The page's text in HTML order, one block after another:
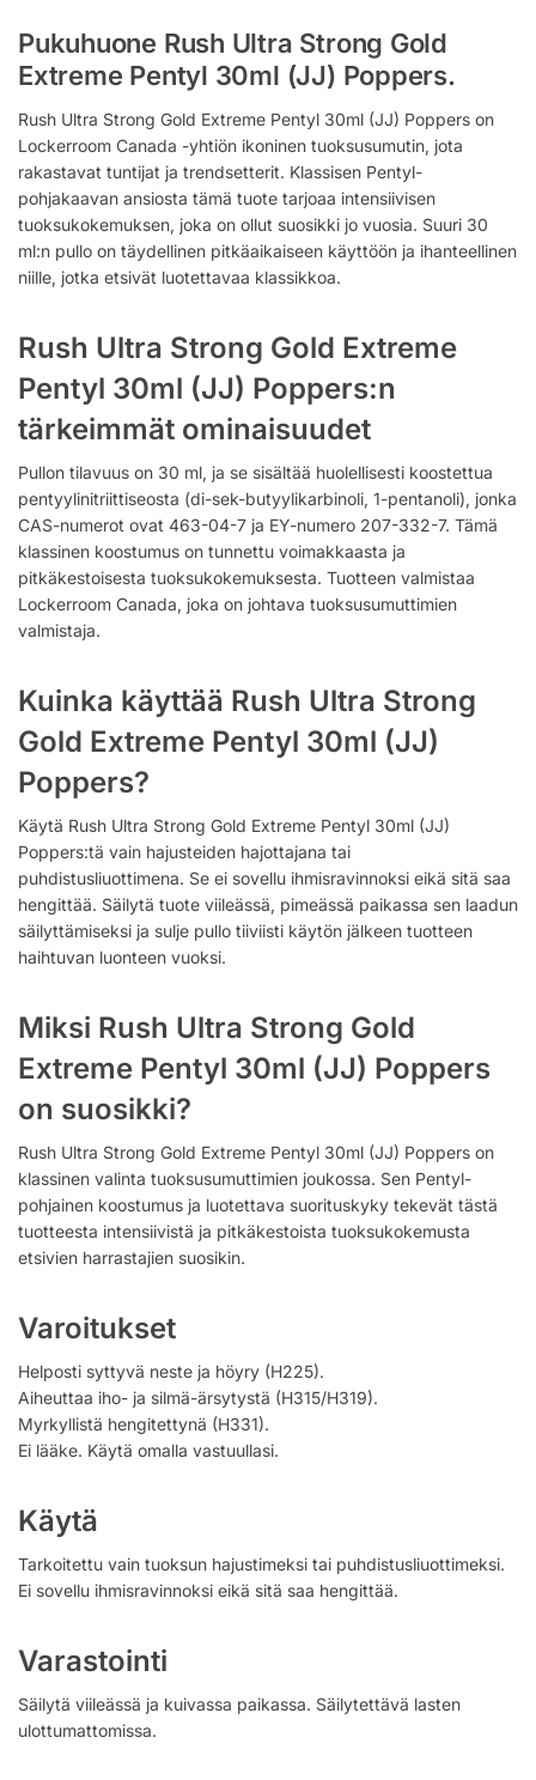
Pukuhuone Rush Ultra Strong Gold
Extreme Pentyl 30ml (JJ) Poppers.
Rush Ultra Strong Gold Extreme Pentyl 30ml (JJ) Poppers on
Lockerroom Canada -yhtiön ikoninen tuoksusumutin, jota
rakastavat tuntijat ja trendsetterit. Klassisen Pentyl-
pohjakaavan ansiosta tämä tuote tarjoaa intensiivisen
tuoksukokemuksen, joka on ollut suosikki jo vuosia. Suuri 30
ml:n pullo on täydellinen pitkäaikaiseen käyttöön ja ihanteellinen
niille, jotka etsivät luotettavaa klassikkoa.
Rush Ultra Strong Gold Extreme
Pentyl 30ml (JJ) Poppers:n
tärkeimmät ominaisuudet
Pullon tilavuus on 30 ml, ja se sisältää huolellisesti koostettua
pentyylinitriittiseosta (di-sek-butyylikarbinoli, 1-pentanoli), jonka
CAS-numerot ovat 463-04-7 ja EY-numero 207-332-7. Tämä
klassinen koostumus on tunnettu voimakkaasta ja
pitkäkestoisesta tuoksukokemuksesta. Tuotteen valmistaa
Lockerroom Canada, joka on johtava tuoksusumuttimien
valmistaja.
Kuinka käyttää Rush Ultra Strong
Gold Extreme Pentyl 30ml (JJ)
Poppers?
Käytä Rush Ultra Strong Gold Extreme Pentyl 30ml (JJ)
Poppers:tä vain hajusteiden hajottajana tai
puhdistusliuottimena. Se ei sovellu ihmisravinnoksi eikä sitä saa
hengittää. Säilytä tuote viileässä, pimeässä paikassa sen laadun
säilyttämiseksi ja sulje pullo tiiviisti käytön jälkeen tuotteen
haihtuvan luonteen vuoksi.
Miksi Rush Ultra Strong Gold
Extreme Pentyl 30ml (JJ) Poppers
on suosikki?
Rush Ultra Strong Gold Extreme Pentyl 30ml (JJ) Poppers on
klassinen valinta tuoksusumuttimien joukossa. Sen Pentyl-
pohjainen koostumus ja luotettava suorituskyky tekevät tästä
tuotteesta intensiivistä ja pitkäkestoista tuoksukokemusta
etsivien harrastajien suosikin.
Varoitukset
Helposti syttyvä neste ja höyry (H225).
Aiheuttaa iho- ja silmä-ärsytystä (H315/H319).
Myrkyllistä hengitettynä (H331).
Ei lääke. Käytä omalla vastuullasi.
Käytä
Tarkoitettu vain tuoksun hajustimeksi tai puhdistusliuottimeksi.
Ei sovellu ihmisravinnoksi eikä sitä saa hengittää.
Varastointi
Säilytä viileässä ja kuivassa paikassa. Säilytettävä lasten
ulottumattomissa.